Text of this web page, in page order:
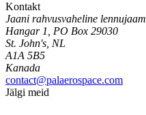
Kontakt
Jaani rahvusvaheline lennujaam
Hangar 1, PO Box 29030
St. John's, NL
A1A 5B5
Kanada
contact@palaerospace.com
Jälgi meid